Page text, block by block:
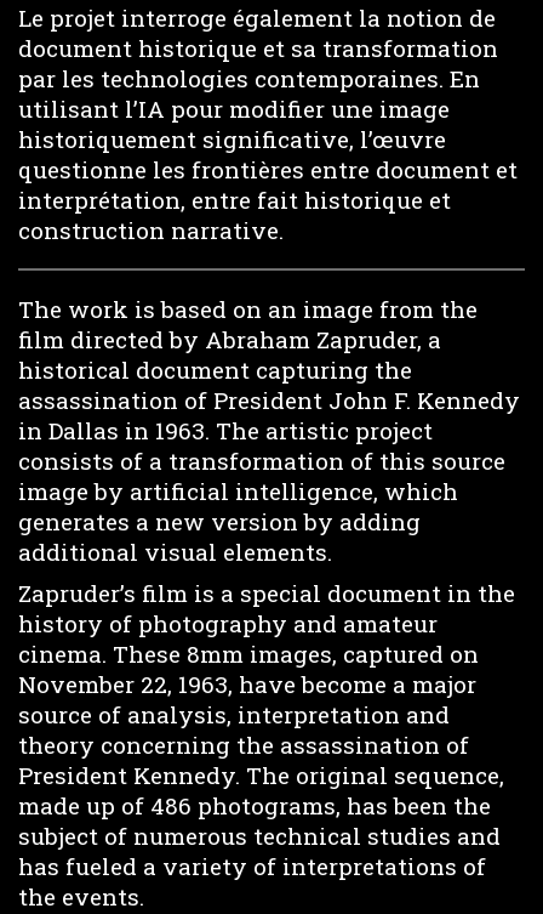
Le projet interroge également la notion de
document historique et sa transformation
par les technologies contemporaines. En
utilisant l’IA pour modifier une image
historiquement significative, l’œuvre
questionne les frontières entre document et
interprétation, entre fait historique et
construction narrative.
The work is based on an image from the
film directed by Abraham Zapruder, a
historical document capturing the
assassination of President John F. Kennedy
in Dallas in 1963. The artistic project
consists of a transformation of this source
image by artificial intelligence, which
generates a new version by adding
additional visual elements.
Zapruder’s film is a special document in the
history of photography and amateur
cinema. These 8mm images, captured on
November 22, 1963, have become a major
source of analysis, interpretation and
theory concerning the assassination of
President Kennedy. The original sequence,
made up of 486 photograms, has been the
subject of numerous technical studies and
has fueled a variety of interpretations of
the events.